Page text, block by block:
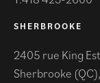
SHERBROOKE
2405 rue King Est
Sherbrooke (QC),